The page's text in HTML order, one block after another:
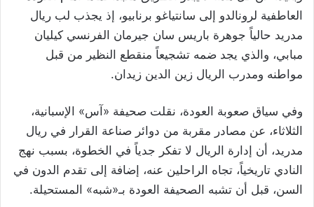
العاطفية لرونالدو إلى سانتياغو برنابيو، إذ يجذب لب ريال
مدريد حالياً جوهرة باريس سان جيرمان الفرنسي كيليان
مبابي، والذي يجد ضمه تشجيعاً منقطع النظير من قبل
مواطنه ومدرب الريال زين الدين زيدان.
وفي سياق صعوبة العودة، نقلت صحيفة «آس» الإسبانية،
الثلاثاء، عن مصادر مقربة من دوائر صناعة القرار في ريال
مدريد، أن إدارة الريال لا تفكر جدياً في الخطوة، بسبب نهج
النادي تاريخياً، تجاه الراحلين عنه، إضافة إلى تقدم الدون في
السن، قبل أن تشبه الصحيفة العودة بـ«شبه» المستحيلة.